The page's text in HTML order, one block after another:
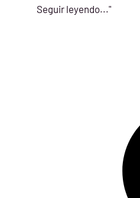
Seguir leyendo..."